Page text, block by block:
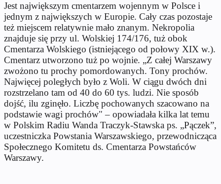
Jest największym cmentarzem wojennym w Polsce i
jednym z największych w Europie. Cały czas pozostaje
też miejscem relatywnie mało znanym. Nekropolia
znajduje się przy ul. Wolskiej 174/176, tuż obok
Cmentarza Wolskiego (istniejącego od połowy XIX w.).
Cmentarz utworzono tuż po wojnie. „Z całej Warszawy
zwożono tu prochy pomordowanych. Tony prochów.
Najwięcej poległych było z Woli. W ciągu dwóch dni
rozstrzelano tam od 40 do 60 tys. ludzi. Nie sposób
dojść, ilu zginęło. Liczbę pochowanych szacowano na
podstawie wagi prochów" – opowiadała kilka lat temu
w Polskim Radiu Wanda Traczyk-Stawska ps. „Pączek”,
uczestniczka Powstania Warszawskiego, przewodnicząca
Społecznego Komitetu ds. Cmentarza Powstańców
Warszawy.